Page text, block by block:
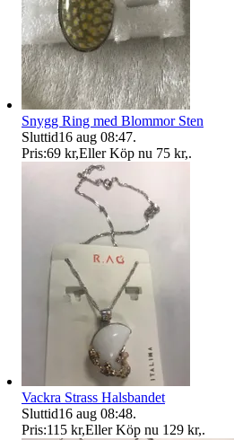
Snygg Ring med Blommor Sten
Sluttid16 aug 08:47.
Pris:69 kr,Eller Köp nu 75 kr,.
Vackra Strass Halsbandet
Sluttid16 aug 08:48.
Pris:115 kr,Eller Köp nu 129 kr,.